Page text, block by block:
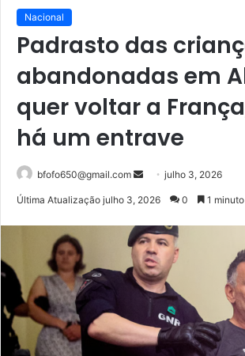
Nacional
Padrasto das
abandonadas em
quer voltar a
há um entrave
bfofo650@gmail.com
Mande
mail
julho 3, 2026
Última Atualização julho 3, 2026 0 1